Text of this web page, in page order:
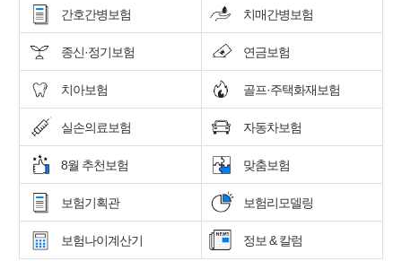
간호간병보험 치매간병보험
종신·정기보험 연금보험
치아보험 골프·주택화재보험
실손의료보험 자동차보험
8월 추천보험 맞춤보험
보험기획관 보험리모델링
보험나이계산기 정보 & 칼럼